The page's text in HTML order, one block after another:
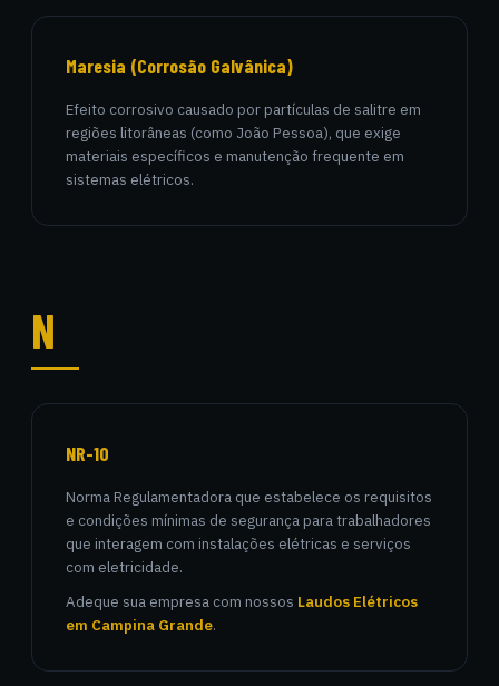
Maresia (Corrosão Galvânica)
Efeito corrosivo causado por partículas de salitre em
regiões litorâneas (como João Pessoa), que exige
materiais específicos e manutenção frequente em
sistemas elétricos.
N
NR-10
Norma Regulamentadora que estabelece os requisitos
e condições mínimas de segurança para trabalhadores
que interagem com instalações elétricas e serviços
com eletricidade.
Adeque sua empresa com nossos Laudos Elétricos
em Campina Grande.